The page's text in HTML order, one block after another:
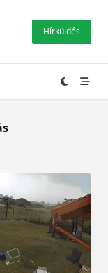
Hírküldés